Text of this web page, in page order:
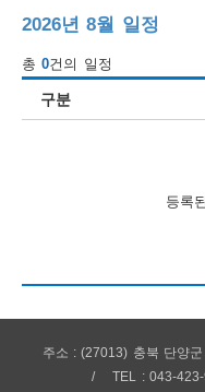
2026년 8월 일정
총0건의 일정
구분
등록
주소 : (27013) 충북 단양
TEL : 043-